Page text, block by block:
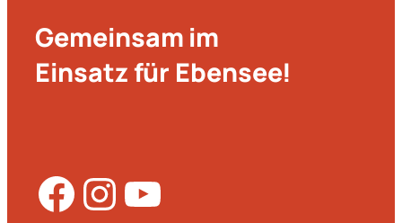
Gemeinsam im
Einsatz für Ebensee!
Facebook InstagramYouTube